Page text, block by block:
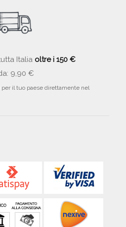
Italia oltre i 150 €
9,90 €
il tuo paese direttamente nel